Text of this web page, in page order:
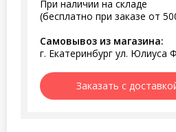
При наличии на складе
(бесплатно при заказе от
Самовывоз из магазина:
г. Екатеринбург ул. Юлиуса
Заказать с